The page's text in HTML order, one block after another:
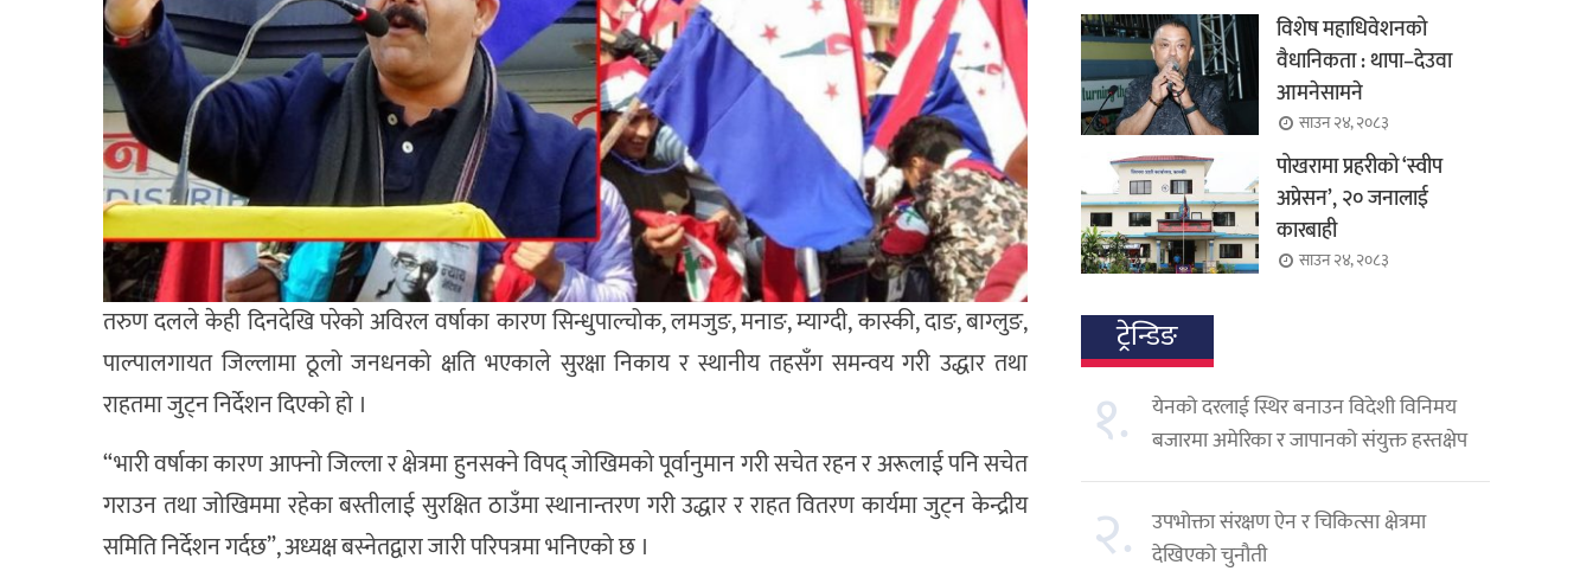
तरुण दलले केही दिनदेखि परेको अविरल वर्षाका कारण सिन्धुपाल्चोक, लमजुङ, मनाङ, म्याग्दी, कास्की, दाङ, बाग्लुङ,
पाल्पालगायत जिल्लामा ठूलो जनधनको क्षति भएकाले सुरक्षा निकाय र स्थानीय तहसँग समन्वय गरी उद्धार तथा
राहतमा जुट्न निर्देशन दिएको हो ।
“भारी वर्षाका कारण आफ्नो जिल्ला र क्षेत्रमा हुनसक्ने विपद् जोखिमको पूर्वानुमान गरी सचेत रहन र अरूलाई पनि सचेत
गराउन तथा जोखिममा रहेका बस्तीलाई सुरक्षित ठाउँमा स्थानान्तरण गरी उद्धार र राहत वितरण कार्यमा जुट्न केन्द्रीय
समिति निर्देशन गर्दछ”, अध्यक्ष बस्नेतद्वारा जारी परिपत्रमा भनिएको छ ।
विशेष महाधिवेशनको
वैधानिकता : थापा–देउवा
आमनेसामने
साउन २४, २०८३
पोखरामा प्रहरीको ‘स्वीप
अप्रेसन’, २० जनालाई
कारबाही
साउन २४, २०८३
ट्रेन्डिङ
१.
येनको दरलाई स्थिर बनाउन विदेशी विनिमय
बजारमा अमेरिका र जापानको संयुक्त हस्तक्षेप
२.
उपभोक्ता संरक्षण ऐन र चिकित्सा क्षेत्रमा
देखिएको चुनौती